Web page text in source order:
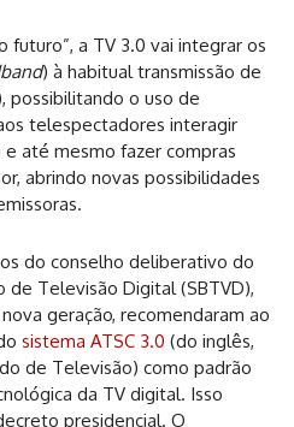
futuro”, a TV 3.0 vai integrar os
) à habitual transmissão de
possibilitando o uso de
telespectadores interagir
até mesmo fazer compras
abrindo novas possibilidades
do conselho deliberativo do
de Televisão Digital (SBTVD),
geração, recomendaram ao
sistema ATSC 3.0 (do inglês,
de Televisão) como padrão
da TV digital. Isso
presidencial. O